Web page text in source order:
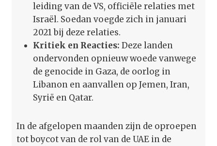
leiding van de VS, officiële relaties met
Israël. Soedan voegde zich in januari
2021 bij deze relaties.
Kritiek en Reacties: Deze landen
ondervonden opnieuw woede vanwege
de genocide in Gaza, de oorlog in
Libanon en aanvallen op Jemen, Iran,
Syrië en Qatar.
In de afgelopen maanden zijn de oproepen
tot boycot van de rol van de UAE in de